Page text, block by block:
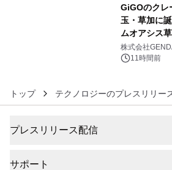
GiGOのクレ
玉・草加に
ムオアシス
2026年8月7
ン
株式会社
11時間前
トップ テクノロジーのプレスリリー
プレスリリース配信
サポート